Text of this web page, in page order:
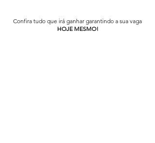
Confira tudo que irá ganhar garantindo a sua vaga
HOJE MESMO!